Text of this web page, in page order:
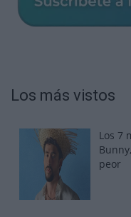
Los más vistos
Los 7
peor